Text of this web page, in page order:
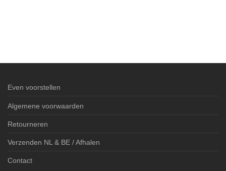
Even voorstellen
Algemene voorwaarden
Retourneren
Verzenden NL & BE / Afhalen
Contact